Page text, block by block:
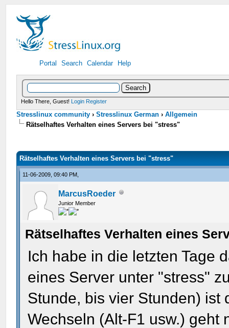
Portal Search Calendar Help
Hello There, Guest! Login Register
Stresslinux community ›Stresslinux German ›Allgemein
Rätselhaftes Verhalten eines Servers bei "stress"
Rätselhaftes Verhalten eines Servers bei "stress"
11-06-2009, 09:40 PM,
MarcusRoeder
Junior Member
Rätselhaftes Verhalten eines
Ich habe in die letzten Tage
eines Server unter "stress"
Stunde, bis vier Stunden) ist
Wechseln (Alt-F1 usw.) geht